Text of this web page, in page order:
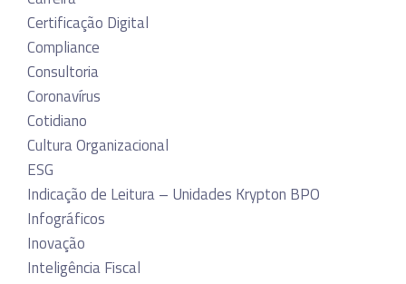
Certificação Digital
Compliance
Consultoria
Coronavírus
Cotidiano
Cultura Organizacional
ESG
Indicação de Leitura – Unidades Krypton BPO
Infográficos
Inovação
Inteligência Fiscal